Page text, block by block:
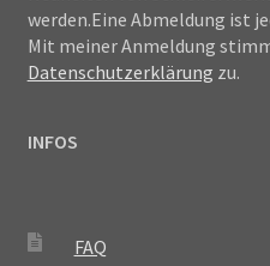
werden.Eine Abmeldung ist
Mit meiner Anmeldung
Datenschutzerklärung zu.
INFOS
FAQ